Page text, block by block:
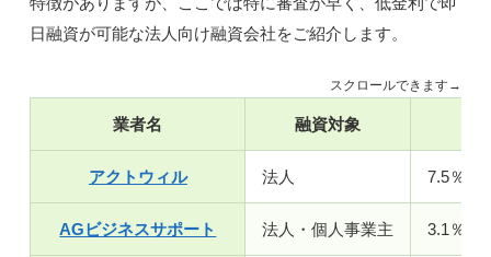
日融資が可能な法人向け融資会社をご紹介します。
スクロールできます→
業者名 融資対象
アクトウィル 法人 7.5％～
AGビジネスサポート 法人・個人事業主 3.1％～